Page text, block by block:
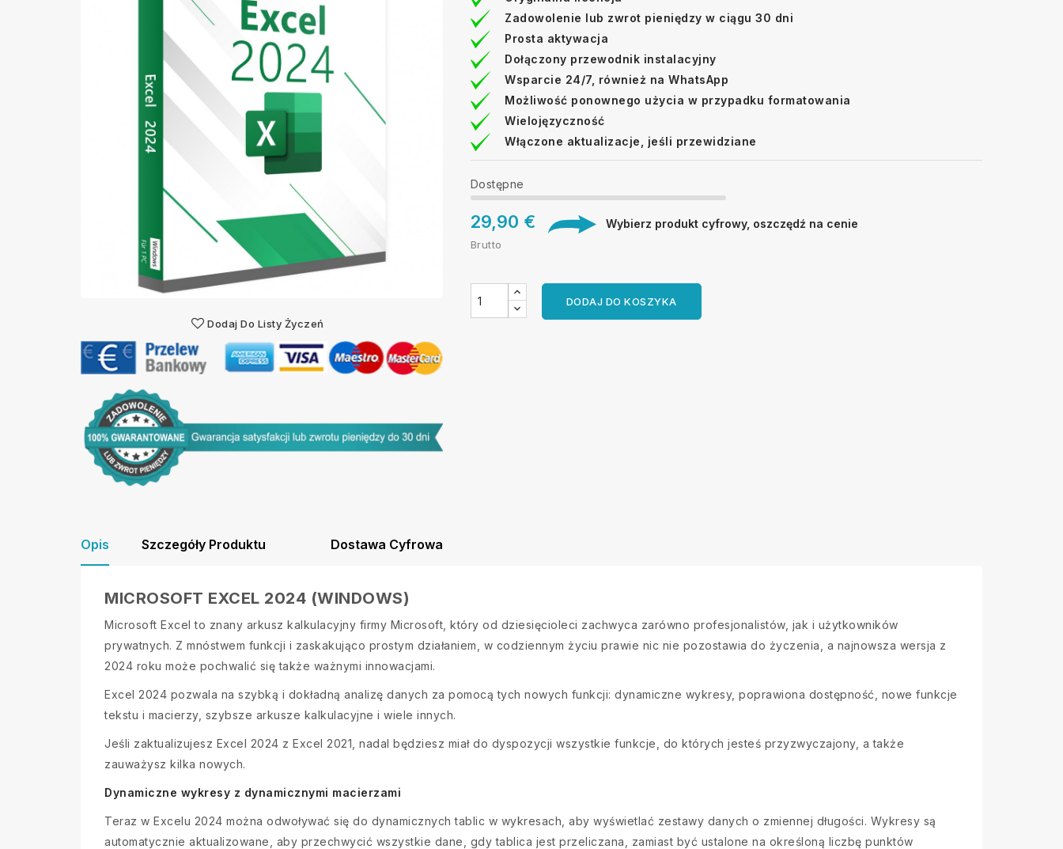
Dodaj Do Listy Życzeń
Zadowolenie lub zwrot pieniędzy w ciągu 30 dni
Prosta aktywacja
Dołączony przewodnik instalacyjny
Wsparcie 24/7, również na WhatsApp
Możliwość ponownego użycia w przypadku formatowania
Wielojęzyczność
Włączone aktualizacje, jeśli przewidziane
Dostępne
29,90 € Wybierz produkt cyfrowy, oszczędź na cenie
Brutto
DODAJ DO KOSZYKA
Opis Szczegóły Produktu Dostawa Cyfrowa
MICROSOFT EXCEL 2024 (WINDOWS)
Microsoft Excel to znany arkusz kalkulacyjny firmy Microsoft, który od dziesięcioleci zachwyca zarówno profesjonalistów, jak i użytkowników
prywatnych. Z mnóstwem funkcji i zaskakująco prostym działaniem, w codziennym życiu prawie nic nie pozostawia do życzenia, a najnowsza wersja z
2024 roku może pochwalić się także ważnymi innowacjami.
Excel 2024 pozwala na szybką i dokładną analizę danych za pomocą tych nowych funkcji: dynamiczne wykresy, poprawiona dostępność, nowe funkcje
tekstu i macierzy, szybsze arkusze kalkulacyjne i wiele innych.
Jeśli zaktualizujesz Excel 2024 z Excel 2021, nadal będziesz miał do dyspozycji wszystkie funkcje, do których jesteś przyzwyczajony, a także
zauważysz kilka nowych.
Dynamiczne wykresy z dynamicznymi macierzami
Teraz w Excelu 2024 można odwoływać się do dynamicznych tablic w wykresach, aby wyświetlać zestawy danych o zmiennej długości. Wykresy są
automatycznie aktualizowane, aby przechwycić wszystkie dane, gdy tablica jest przeliczana, zamiast być ustalone na określoną liczbę punktów